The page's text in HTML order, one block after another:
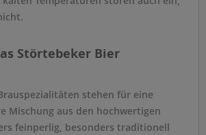
Störtebeker Bier
stehen für eine
Mischung aus den hochwertigen
feinperlig, besonders traditionell